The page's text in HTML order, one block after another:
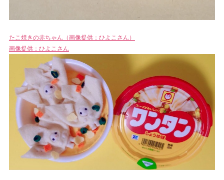
たこ焼きの赤ちゃん（画像提供：ひよこさん）
画像提供：ひよこさん